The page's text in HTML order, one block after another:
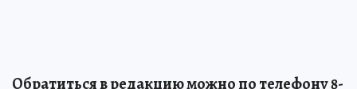
Обратиться в редакцию можно по телефону 8-